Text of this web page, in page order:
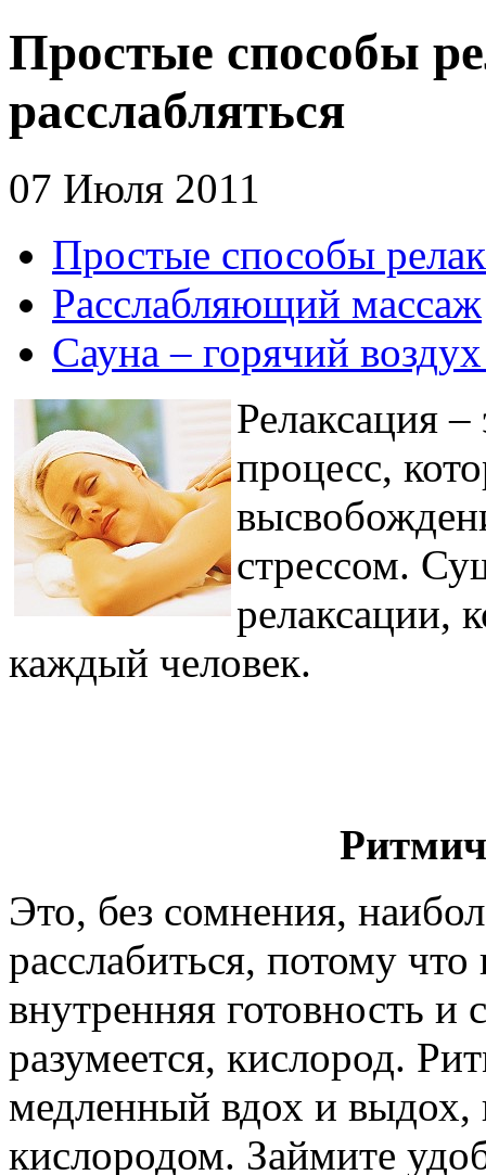
Простые способы
расслабляться
07 Июля 2011
Простые способы
Расслабляющий массаж
Сауна – горячий
Релаксация
процесс,
стрессом.
релаксации,
каждый человек.
Это, без сомнения,
расслабиться, потому что
внутренняя готовность и
разумеется, кислород.
медленный вдох и выдох,
кислородом. Займите